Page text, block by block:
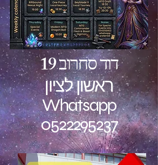
דוד סחרוב 19
ראשון לציון
Whatsapp
0522295237